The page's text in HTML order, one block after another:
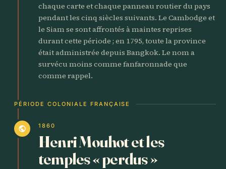
chaque carte et chaque panneau routier du pays
pendant les cinq siècles suivants. Le Cambodge et
le Siam se sont affrontés à maintes reprises
durant cette période ; en 1795, toute la province
était administrée depuis Bangkok. Le nom a
survécu moins comme fanfaronnade que
comme rappel.
PÉRIODE COLONIALE FRANÇAISE
public 1860
Henri Mouhot et les
temples « perdus »